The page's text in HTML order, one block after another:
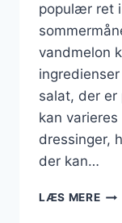
populær ret
vandmelon
salat, der er
kan
dressinger,
der kan…
LÆS MERE